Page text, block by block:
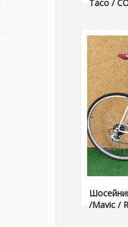
Taco /
/Mavic /